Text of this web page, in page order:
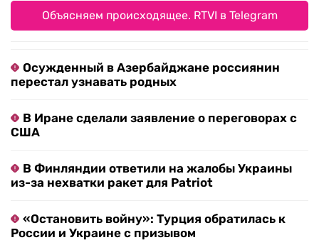
Объясняем происходящее. RTVI в Telegram
Осужденный в Азербайджане россиянин
перестал узнавать родных
В Иране сделали заявление о переговорах с
США
В Финляндии ответили на жалобы Украины
из-за нехватки ракет для Patriot
«Остановить войну»: Турция обратилась к
России и Украине с призывом